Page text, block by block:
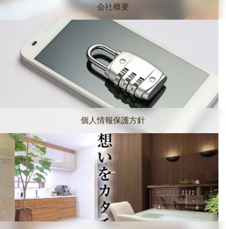
会社概要
個人情報保護方針